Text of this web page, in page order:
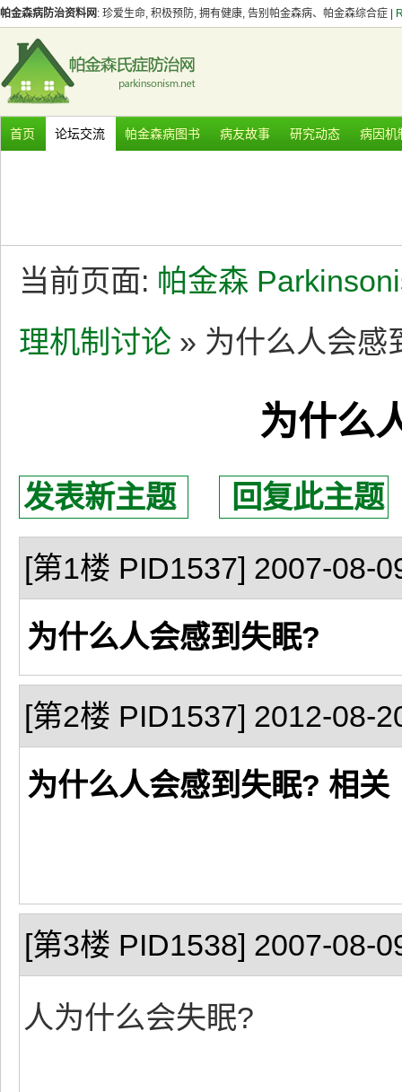
帕金森病防治资料网 : 珍爱生命, 积极预防, 拥有健康, 告别帕金森病、帕金森综合症 |
首页 论坛交流 帕金森病图书 病友故事 研究动态 病因机
当前页面: 帕金森
理机制讨论 » 为什么人会感
为什么
发表新主题 回复此主题
[第1楼 PID1537] 2007-08-
为什么人会感到失眠?
[第2楼 PID1537] 2012-08-
为什么人会感到失眠? 相关
[第3楼 PID1538] 2007-08-
人为什么会失眠?